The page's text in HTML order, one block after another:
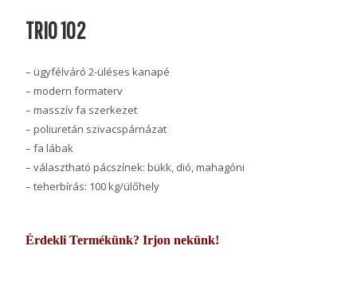
TRIO 102
– ügyfélváró 2-üléses kanapé
– modern formaterv
– masszív fa szerkezet
– poliuretán szivacspárnázat
– fa lábak
– választható pácszínek: bükk, dió, mahagóni
– teherbírás: 100 kg/ülőhely
Érdekli Termékünk? Irjon nekünk!